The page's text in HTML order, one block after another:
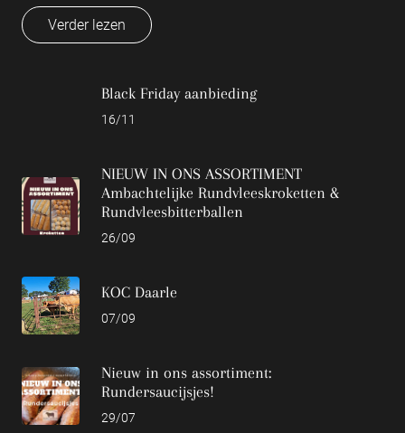
Bij aankoop van twee pakjes hamburgers, krijg je de
derde voor niks! aanbieding is geldig t/m 29 november
Verder lezen
Black Friday aanbieding
16/11
NIEUW IN ONS ASSORTIMENT
Ambachtelijke Rundvleeskroketten &
Rundvleesbitterballen
26/09
KOC Daarle
07/09
Nieuw in ons assortiment:
Rundersaucijsjes!
29/07